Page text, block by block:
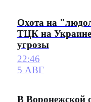
Охота на
ТЦК на Украине
угрозы
22:46
5 АВГ
В Воронежской